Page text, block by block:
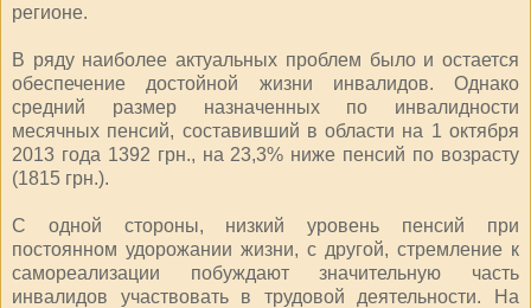
регионе.
В ряду наиболее актуальных проблем было и остается
обеспечение достойной жизни инвалидов. Однако
средний размер назначенных по инвалидности
месячных пенсий, составивший в области на 1 октября
2013 года 1392 грн., на 23,3% ниже пенсий по возрасту
(1815 грн.).
С одной стороны, низкий уровень пенсий при
постоянном удорожании жизни, с другой, стремление к
самореализации побуждают значительную часть
инвалидов участвовать в трудовой деятельности. На